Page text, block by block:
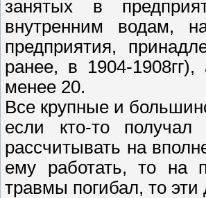
занятых в
внутренним водам,
предприятия,
ранее, в 1904-
менее 20.
Все крупные и
если кто-то
рассчитывать на
ему работать, то на
травмы погибал, то